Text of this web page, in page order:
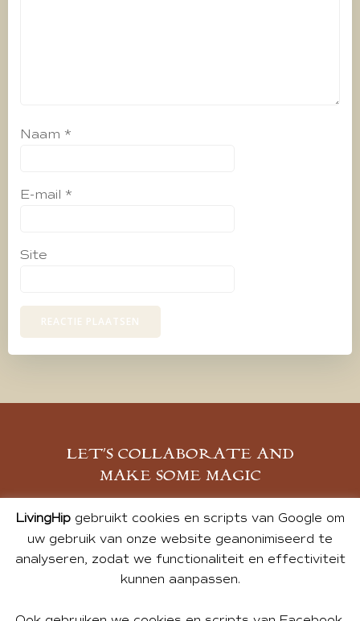
Naam *
E-mail *
Site
LET’S COLLABORATE AND
MAKE SOME MAGIC
MELD JE AAN
LivingHipgebruikt cookies en scripts van Google om
uw gebruik van onze website geanonimiseerd te
analyseren, zodat we functionaliteit en effectiviteit
kunnen aanpassen.